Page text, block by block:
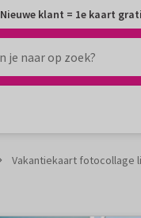
Nieuwe klant = 1e kaart
Vakantiekaart fotocollage